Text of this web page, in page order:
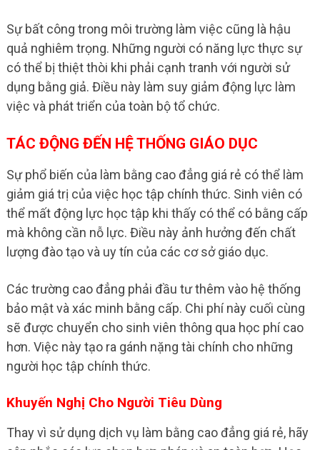
Sự bất công trong môi trường làm việc cũng là hậu
quả nghiêm trọng. Những người có năng lực thực sự
có thể bị thiệt thòi khi phải cạnh tranh với người sử
dụng bằng giả. Điều này làm suy giảm động lực làm
việc và phát triển của toàn bộ tổ chức.
TÁC ĐỘNG ĐẾN HỆ THỐNG GIÁO DỤC
Sự phổ biến của làm bằng cao đẳng giá rẻ có thể làm
giảm giá trị của việc học tập chính thức. Sinh viên có
thể mất động lực học tập khi thấy có thể có bằng cấp
mà không cần nỗ lực. Điều này ảnh hưởng đến chất
lượng đào tạo và uy tín của các cơ sở giáo dục.
Các trường cao đẳng phải đầu tư thêm vào hệ thống
bảo mật và xác minh bằng cấp. Chi phí này cuối cùng
sẽ được chuyển cho sinh viên thông qua học phí cao
hơn. Việc này tạo ra gánh nặng tài chính cho những
người học tập chính thức.
Khuyến Nghị Cho Người Tiêu Dùng
Thay vì sử dụng dịch vụ làm bằng cao đẳng giá rẻ, hãy